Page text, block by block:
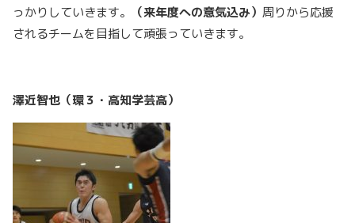
っかりしていきます。
（来年度への意気込み） 周りから応援
されるチームを目指して頑張っていきます。
澤近智也（環３・高知学芸高）